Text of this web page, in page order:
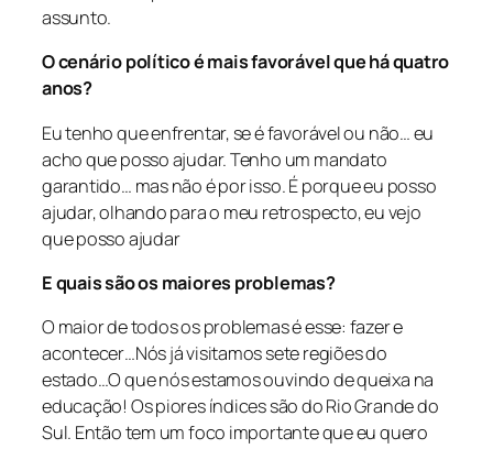
assunto.
O cenário político é mais favorável que há quatro
anos?
Eu tenho que enfrentar, se é favorável ou não… eu
acho que posso ajudar. Tenho um mandato
garantido… mas não é por isso. É porque eu posso
ajudar, olhando para o meu retrospecto, eu vejo
que posso ajudar
E quais são os maiores problemas?
O maior de todos os problemas é esse: fazer e
acontecer…Nós já visitamos sete regiões do
estado…O que nós estamos ouvindo de queixa na
educação! Os piores índices são do Rio Grande do
Sul. Então tem um foco importante que eu quero